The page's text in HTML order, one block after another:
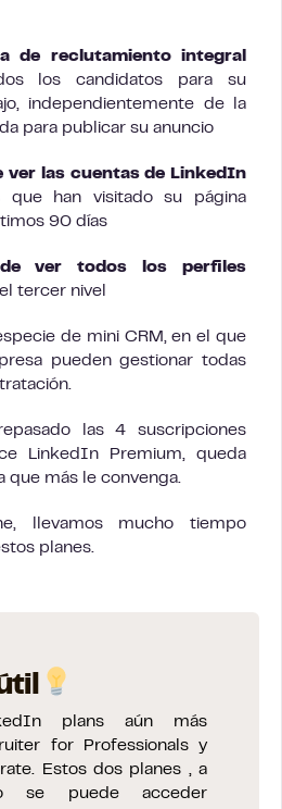
de reclutamiento integral
los candidatos para su
independientemente de la
para publicar su anuncio
ver las cuentas de LinkedIn
que han visitado su página
90 días
de ver todos los perfiles
tercer nivel
de mini CRM, en el que
pueden gestionar todas
las 4 suscripciones
LinkedIn Premium, queda
que más le convenga.
llevamos mucho tiempo
planes.
plans aún más
for Professionals y
Estos dos planes , a
se puede acceder